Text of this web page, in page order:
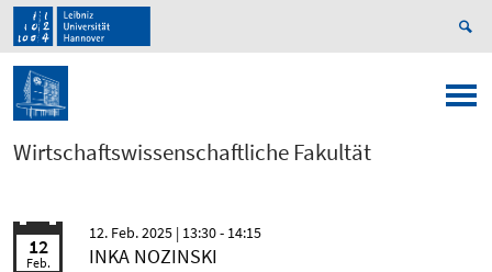
Wirtschaftswissenschaftliche Fakultät
12
Feb.
12. Feb. 2025 | 13:30 - 14:15
INKA NOZINSKI